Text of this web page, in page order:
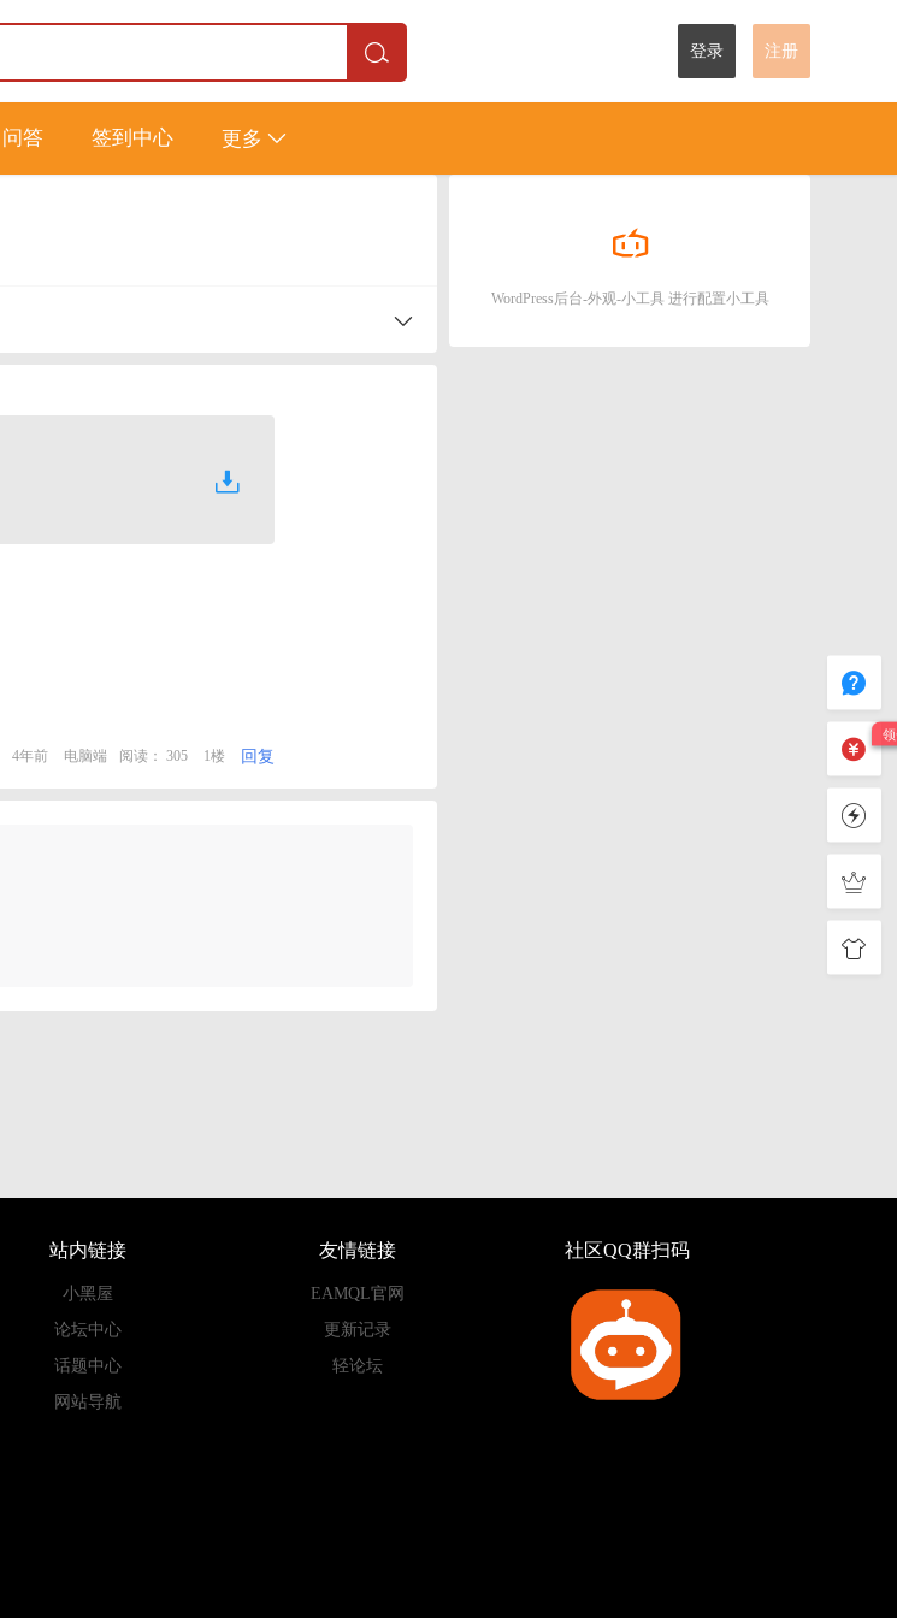
登录 注册
问答 签到中心 更多
4年前 电脑端 阅读： 305 1楼 回复
WordPress后台-外观-小工具 进行配置小工具
站内链接
小黑屋
论坛中心
话题中心
网站导航
友情链接
EAMQL官网
更新记录
轻论坛
社区QQ群扫码